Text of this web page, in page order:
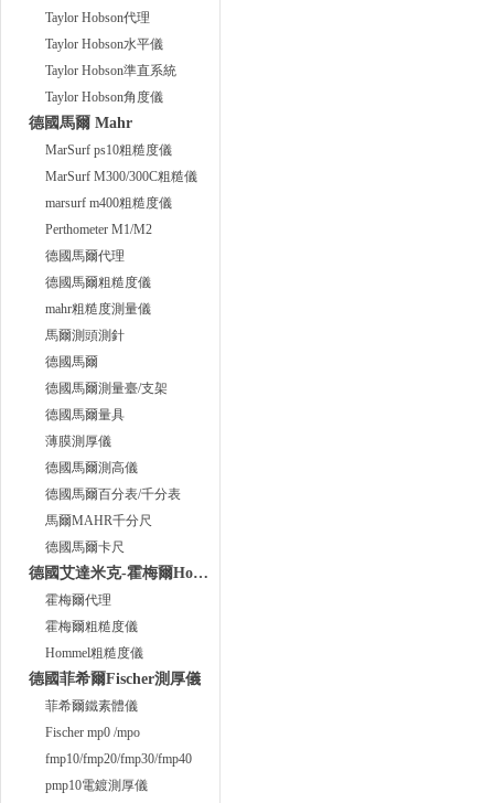
Taylor Hobson代理
Taylor Hobson水平儀
Taylor Hobson準直系統
Taylor Hobson角度儀
德國馬爾 Mahr
MarSurf ps10粗糙度儀
MarSurf M300/300C粗糙儀
marsurf m400粗糙度儀
Perthometer M1/M2
德國馬爾代理
德國馬爾粗糙度儀
mahr粗糙度測量儀
馬爾測頭測針
德國馬爾
德國馬爾測量臺/支架
德國馬爾量具
薄膜測厚儀
德國馬爾測高儀
德國馬爾百分表/千分表
馬爾MAHR千分尺
德國馬爾卡尺
德國艾達米克-霍梅爾Hommel
霍梅爾代理
霍梅爾粗糙度儀
Hommel粗糙度儀
德國菲希爾Fischer測厚儀
菲希爾鐵素體儀
Fischer mp0 /mpo
fmp10/fmp20/fmp30/fmp40
pmp10電鍍測厚儀